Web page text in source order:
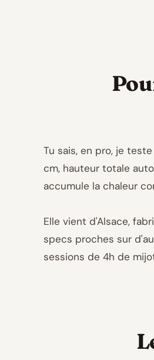
Tu sais, en pro, je
cm, hauteur totale
accumule la chaleur
Elle vient d'Alsace,
specs proches sur
sessions de 4h de